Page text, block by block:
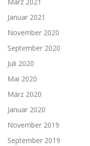
Januar 2021
November 2020
September 2020
Juli 2020
Mai 2020
März 2020
Januar 2020
November 2019
September 2019